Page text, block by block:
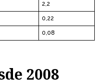
2,2
0,22
0,08
2008